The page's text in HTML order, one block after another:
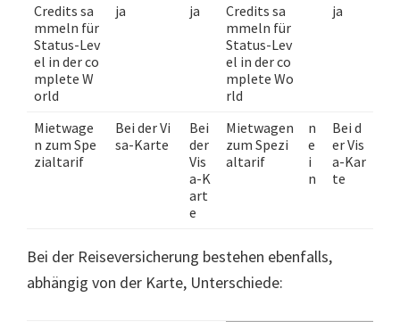
Credits sa
mmeln für
Status-Lev
el in der co
mplete W
orld
ja ja
Credits sa
mmeln für
Status-Lev
el in der co
mplete Wo
rld
ja
Mietwage
n zum Spe
zialtarif
Bei der Vi
sa-Karte
Bei
der
Vis
a-K
art
e
Mietwagen
zum Spezi
altarif
n
e
i
n
Bei d
er Vis
a-Kar
te
Bei der Reiseversicherung bestehen ebenfalls,
abhängig von der Karte, Unterschiede: